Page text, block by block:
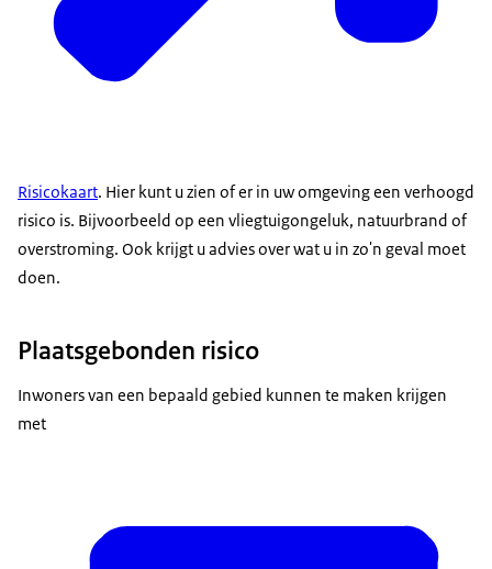
Risicokaart. Hier kunt u zien of er in uw omgeving een verhoogd
risico is. Bijvoorbeeld op een vliegtuigongeluk, natuurbrand of
overstroming. Ook krijgt u advies over wat u in zo'n geval moet
doen.
Plaatsgebonden risico
Inwoners van een bepaald gebied kunnen te maken krijgen
met